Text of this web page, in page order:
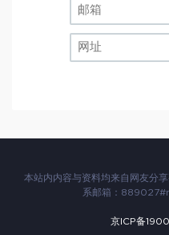
本站内内容与资料均来自网友分
系邮箱：
京ICP备